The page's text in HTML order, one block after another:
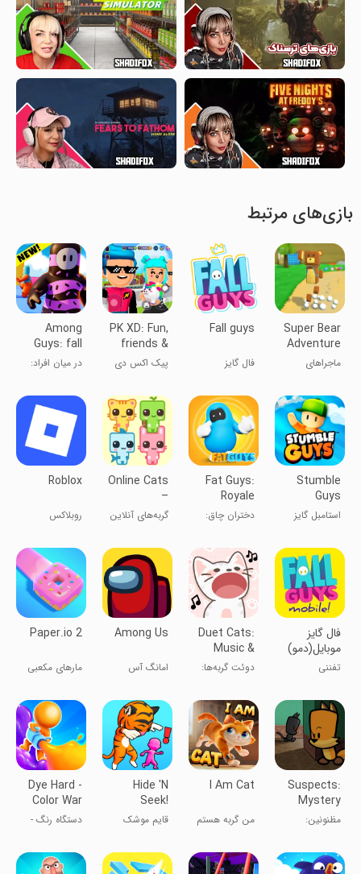
بازی‌های مرتبط
Super Bear
Adventure
ماجراهای
Fall guys
فال گایز
PK XD: Fun,
friends &
games
پیک اکس دی
Among
Guys: fall
racing
games.
fun games
در میان افراد:
مسابقه افتاده.
بازی‌های
سرگرم‌کننده
حماسی
Stumble
Guys
استامبل گایز
Fat Guys:
Royale
Knockout
دختران چاق:
Online Cats
–
Multiplayer
Park
گربه‌های آنلاین
Roblox
روبلاکس
فال گایز
موبایل(دمو)
تفننی
Duet Cats:
Music &
Meow
Game
دوئت گربه‌ها:
خوشگل
Among Us
امانگ آس
Paper.io 2
مارهای مکعبی
Suspects:
Mystery
Mansion
مظنونین:
I Am Cat
من گربه هستم
Hide 'N
Seek!
قایم موشک
Dye Hard -
Color War
دستگاه رنگ -